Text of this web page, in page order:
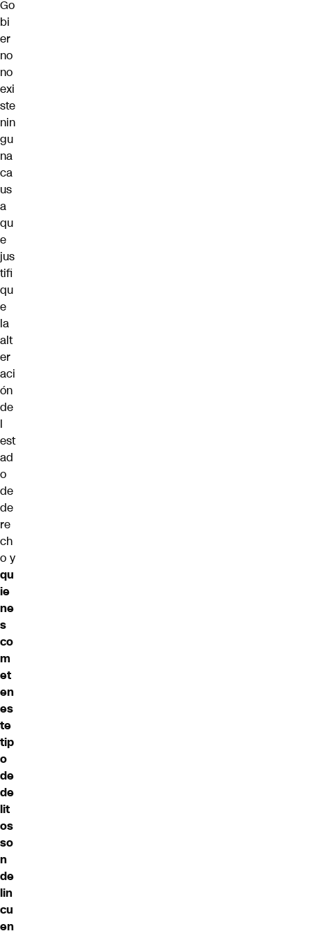
Go
bi
er
no
no
exi
ste
nin
gu
na
ca
us
a
qu
e
jus
tifi
qu
e
la
alt
er
aci
ón
de
l
est
ad
o
de
de
re
ch
o y
qu
ie
ne
s
co
m
et
en
es
te
tip
o
de
de
lit
os
so
n
de
lin
cu
en